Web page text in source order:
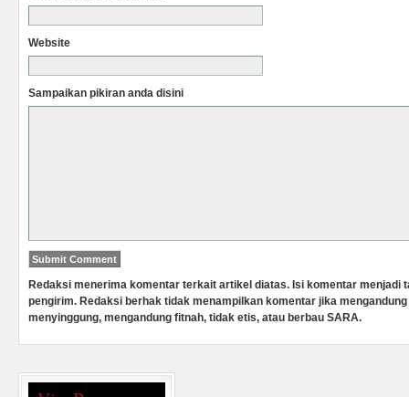
Website
Sampaikan pikiran anda disini
Redaksi menerima komentar terkait artikel diatas. Isi komentar menjadi
pengirim. Redaksi berhak tidak menampilkan komentar jika
menyinggung, mengandung fitnah, tidak etis, atau berbau SARA.